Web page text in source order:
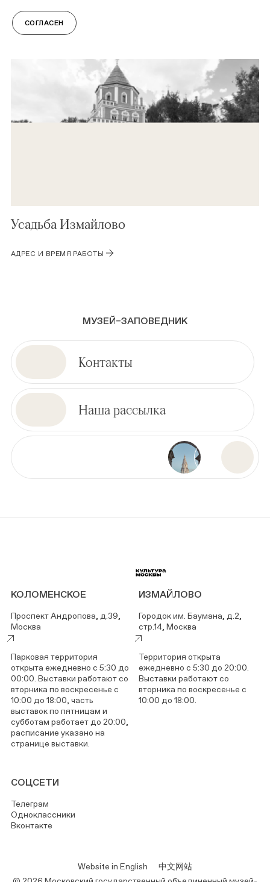
СОГЛАСЕН
Музей-заповедник «Коломенское»
Усадьба Измайлово
АДРЕС И ВРЕМЯ РАБОТЫ
МУЗЕЙ–ЗАПОВЕДНИК
Контакты
Наша рассылка
КОЛОМЕНСКОЕ
Проспект Андропова, д.39,
Москва
Парковая территория
открыта ежедневно с 5:30 до
00:00. Выставки работают со
вторника по воскресенье с
10:00 до 18:00, часть
выставок по пятницам и
субботам работает до 20:00,
расписание указано на
странице выставки.
ИЗМАЙЛОВО
Городок им. Баумана, д.2,
стр.14, Москва
Территория открыта
ежедневно с 5:30 до 20:00.
Выставки работают со
вторника по воскресенье с
10:00 до 18:00.
СОЦСЕТИ
Телеграм
Одноклассники
Вконтакте
Website in English
中文网站